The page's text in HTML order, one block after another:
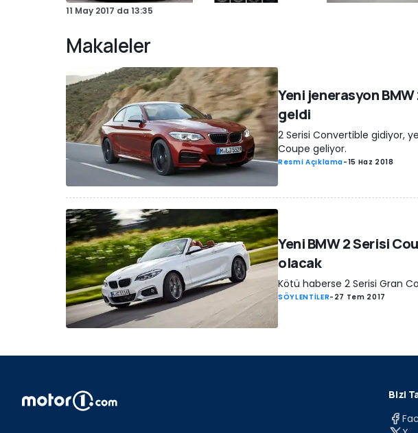
11 May 2017 da 13:35
Makaleler
Yeni jenerasyon
geldi
2 Serisi Convertible gidiyor,
Coupe geliyor.
Resmi Açıklama-15 Haz 2018
Yeni BMW 2 Serisi
olacak
Kötü haberse 2 Serisi Gran
SÖYLENTİLER- 27 Tem 2017
Bizi